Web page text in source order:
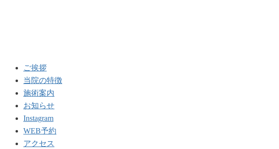
ご挨拶
当院の特徴
施術案内
お知らせ
Instagram
WEB予約
アクセス